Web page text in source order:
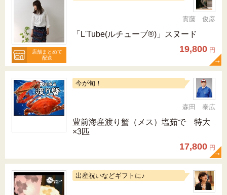
店舗まとめて
配送
實藤 俊彦
「L'Tube(ルチューブ®)」スヌード
19,800 円
今が旬！
森田 泰広
豊前海産渡り蟹（メス）塩茹で 特大
×3匹
17,800 円
出産祝いなどギフトに♪